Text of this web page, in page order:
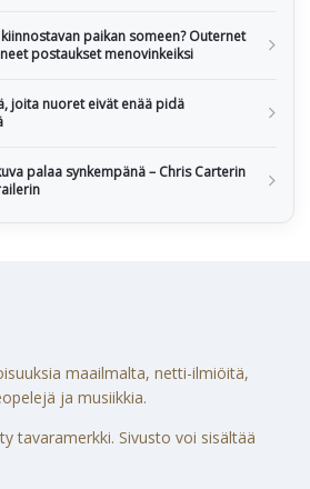
paikan someen? Outernet
postaukset menovinkeiksi
joita nuoret eivät enää pidä
palaa synkempänä – Chris Carterin
maailmalta, netti-ilmiöitä,
ja musiikkia.
tavaramerkki. Sivusto voi sisältää